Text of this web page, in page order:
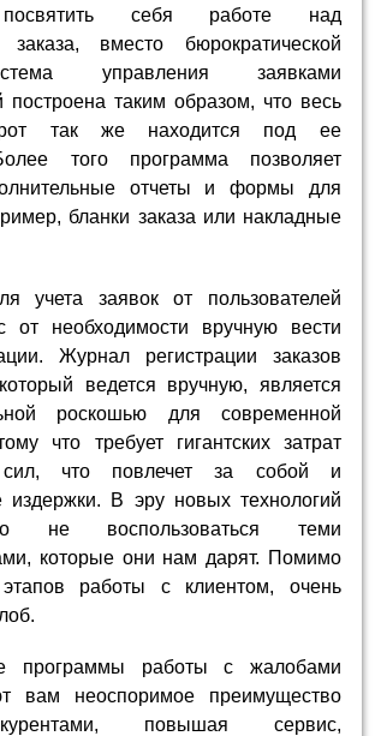
посвятить себя работе над
вместо бюрократической
управления заявками
построена таким образом, что весь
так же находится под ее
того программа позволяет
отчеты и формы для
бланки заказа или накладные
учета заявок от пользователей
от необходимости вручную вести
Журнал регистрации заказов
ведется вручную, является
роскошью для современной
что требует гигантских затрат
что повлечет за собой и
издержки. В эру новых технологий
не воспользоваться теми
которые они нам дарят. Помимо
работы с клиентом, очень
программы работы с жалобами
вам неоспоримое преимущество
повышая сервис,